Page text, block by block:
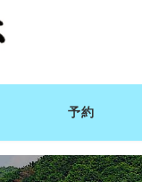
予約